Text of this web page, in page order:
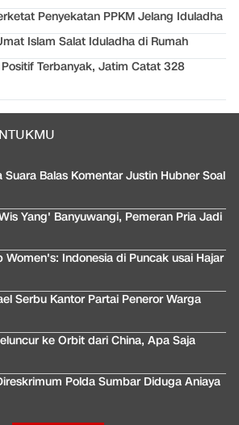
Penyekatan PPKM Jelang Iduladha
Islam Salat Iduladha di Rumah
Terbanyak, Jatim Catat 328
Suara Balas Komentar Justin Hubner Soal
Yang' Banyuwangi, Pemeran Pria Jadi
Women's: Indonesia di Puncak usai Hajar
Serbu Kantor Partai Peneror Warga
ke Orbit dari China, Apa Saja
Polda Sumbar Diduga Aniaya